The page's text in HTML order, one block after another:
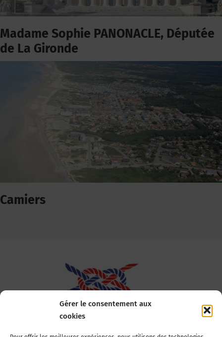
Gérer le consentement aux
cookies
Madame Sophie PANONACLE, Députée
de La Gironde
Camiers